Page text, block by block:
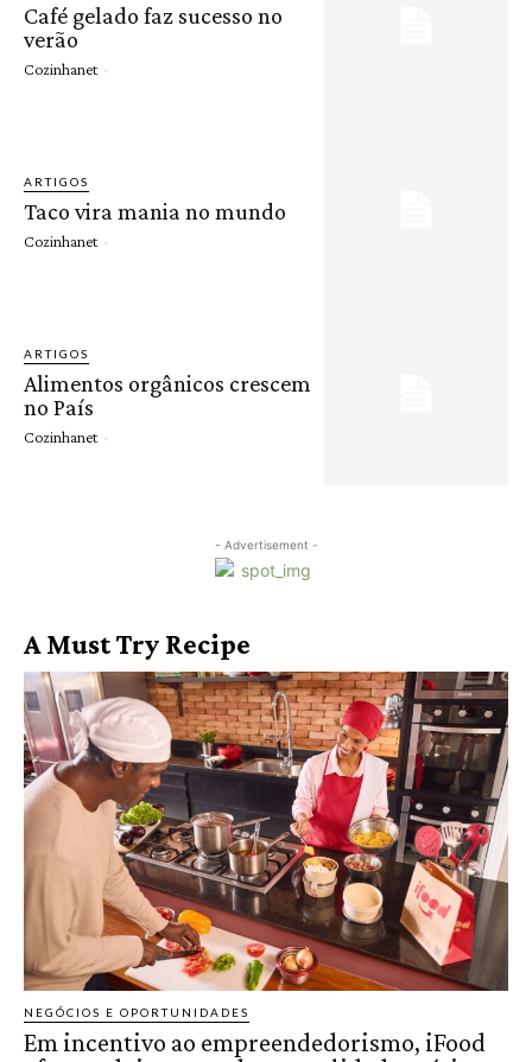
Café gelado faz sucesso no
verão
Cozinhanet -
ARTIGOS
Taco vira mania no mundo
Cozinhanet -
ARTIGOS
Alimentos orgânicos crescem
no País
Cozinhanet -
- Advertisement -
A Must Try Recipe
NEGÓCIOS E OPORTUNIDADES
Em incentivo ao empreendedorismo, iFood